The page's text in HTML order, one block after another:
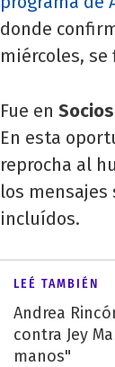
donde
miércoles,
Fue en
En esta
reprocha al
los
incluídos.
LEÉ TAMBIÉN
Andrea
contra Jey
manos"